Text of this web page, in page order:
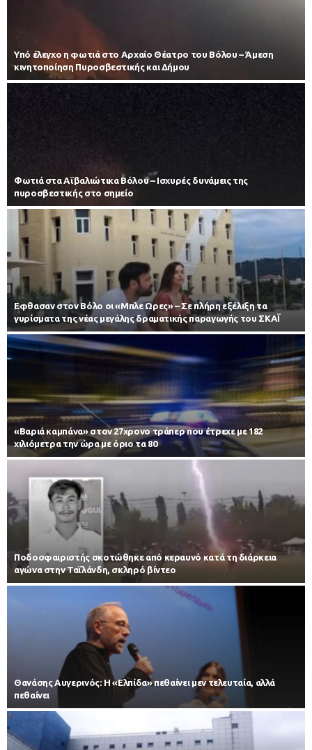
Υπό έλεγχο η φωτιά στο Αρχαίο Θέατρο του Βόλου – Άμεση
κινητοποίηση Πυροσβεστικής και Δήμου
Φωτιά στα Αϊβαλιώτικα Βόλου – Ισχυρές δυνάμεις της
πυροσβεστικής στο σημείο
Εφθασαν στον Βόλο οι «Μπλε Ωρες» – Σε πλήρη εξέλιξη τα
γυρίσματα της νέας μεγάλης δραματικής παραγωγής του ΣΚΑΪ
«Βαριά καμπάνα» στον 27χρονο τράπερ που έτρεχε με 182
χιλιόμετρα την ώρα με όριο τα 80
Ποδοσφαιριστής σκοτώθηκε από κεραυνό κατά τη διάρκεια
αγώνα στην Ταϊλάνδη, σκληρό βίντεο
Θανάσης Αυγερινός: Η «Ελπίδα» πεθαίνει μεν τελευταία, αλλά
πεθαίνει